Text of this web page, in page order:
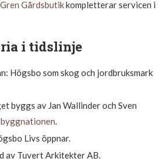
Gårdsbutikkompletterar servicen i
i tidslinje
Högsbo som skog och jordbruksmark
byggs av Jan Wallinder och Sven
.
Livs öppnar.
av Tuvert Arkitekter AB.